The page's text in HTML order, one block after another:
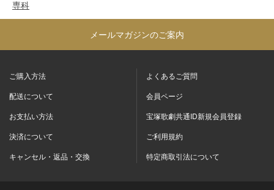
専科
メールマガジンのご案内
ご購入方法
配送について
お支払い方法
決済について
キャンセル・返品・交換
よくあるご質問
会員ページ
宝塚歌劇共通ID新規会員登録
ご利用規約
特定商取引法について